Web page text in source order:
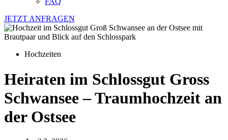
JETZT ANFRAGEN
Hochzeiten
Heiraten im Schlossgut Gross
Schwansee – Traumhochzeit an
der Ostsee